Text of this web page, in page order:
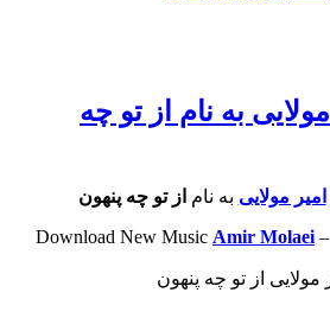
به نام از تو چه
امیر مولایی به نام از تو چه پنهون
Download New Music Amir Molaei –